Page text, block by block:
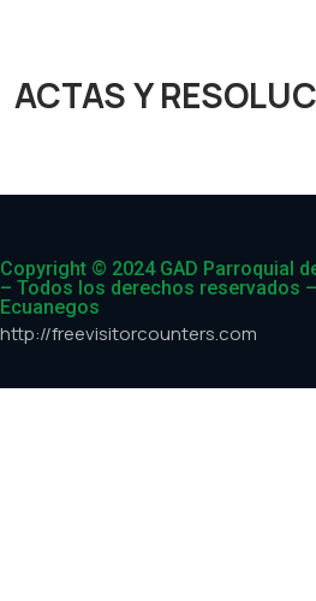
ACTAS Y
Copyright © 2024 GAD Parroquial
– Todos los derechos reservados
Ecuanegos
http://freevisitorcounters.com